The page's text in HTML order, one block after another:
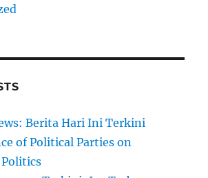
Berita Hari Ini Terkini
of Political Parties on